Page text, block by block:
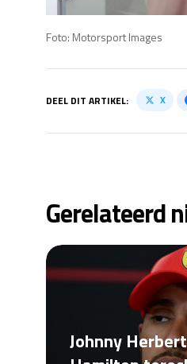
Foto: Motorsport Images
DEEL DIT ARTIKEL: X
Gerelateerd
Johnny